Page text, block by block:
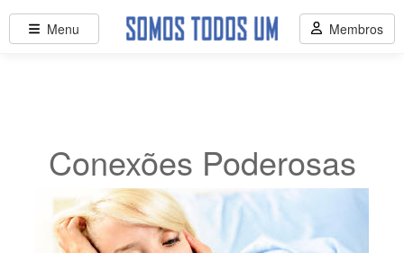
Conexões Poderosas
Menu Membros